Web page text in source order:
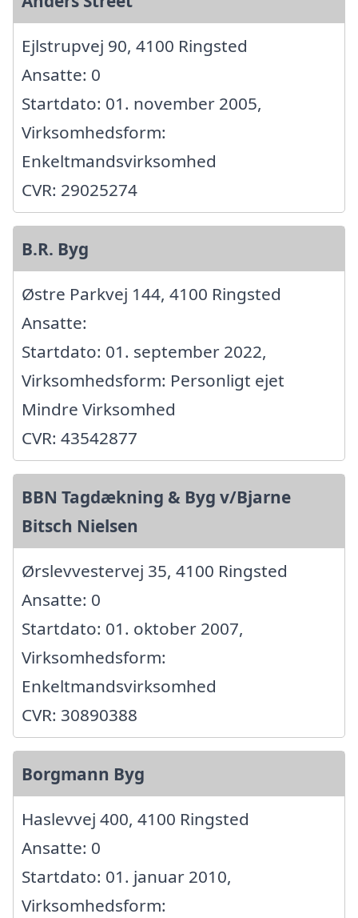
Ejlstrupvej 90, 4100 Ringsted
Ansatte: 0
Startdato: 01. november 2005,
Virksomhedsform:
Enkeltmandsvirksomhed
CVR: 29025274
B.R. Byg
Østre Parkvej 144, 4100 Ringsted
Ansatte:
Startdato: 01. september 2022,
Virksomhedsform: Personligt ejet
Mindre Virksomhed
CVR: 43542877
BBN Tagdækning & Byg v/Bjarne
Bitsch Nielsen
Ørslevvestervej 35, 4100 Ringsted
Ansatte: 0
Startdato: 01. oktober 2007,
Virksomhedsform:
Enkeltmandsvirksomhed
CVR: 30890388
Borgmann Byg
Haslevvej 400, 4100 Ringsted
Ansatte: 0
Startdato: 01. januar 2010,
Virksomhedsform: